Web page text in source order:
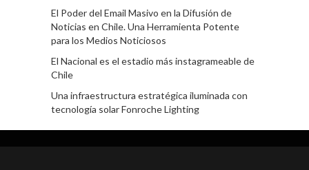
El Poder del Email Masivo en la Difusión de
Noticias en Chile. Una Herramienta Potente
para los Medios Noticiosos
El Nacional es el estadio más instagrameable de
Chile
Una infraestructura estratégica iluminada con
tecnología solar Fonroche Lighting